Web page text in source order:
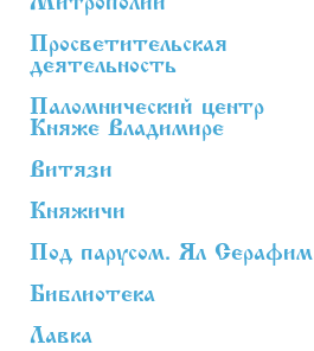
Просветительская
деятельность
Паломнический центр
Княже Владимире
Витязи
Княжичи
Под парусом. Ял Серафим
Библиотека
Лавка